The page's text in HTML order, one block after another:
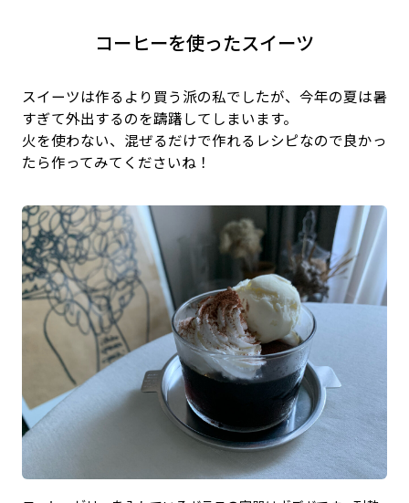
コーヒーを使ったスイーツ
スイーツは作るより買う派の私でしたが、今年の夏は暑
すぎて外出するのを躊躇してしまいます。
火を使わない、混ぜるだけで作れるレシピなので良かっ
たら作ってみてくださいね！